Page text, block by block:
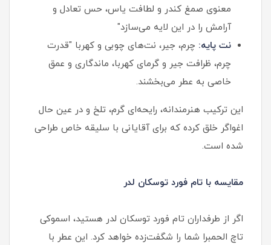
معنوی صمغ کندر و لطافت یاس، حس تعادل و
آرامش را در این لایه می‌سازد"
نت‌ پایه: چرم، جیر، نت‌های چوبی و کهربا "قدرت
چرم، ظرافت جیر و گرمای کهربا، ماندگاری و عمق
خاصی به عطر می‌بخشند.
این ترکیب هنرمندانه، رایحه‌ای گرم، تلخ و در عین حال
اغواگر خلق کرده که برای آقایانی با سلیقه خاص طراحی
شده است.
مقایسه با تام فورد توسکان لدر
اگر از طرفداران تام فورد توسکان لدر هستید، اسموکی
تاچ الحمبرا شما را شگفت‌زده خواهد کرد. این عطر با